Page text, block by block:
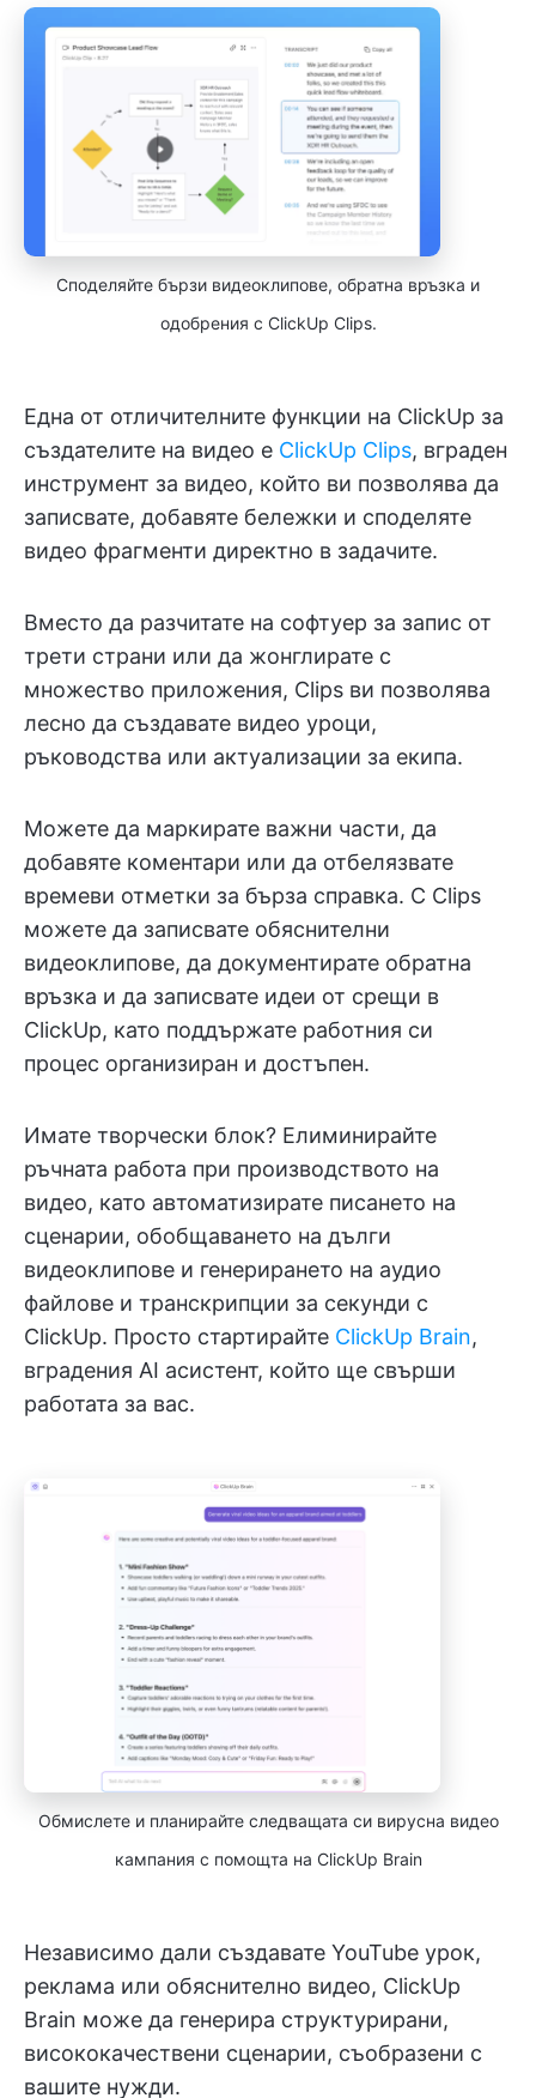
Споделяйте бързи видеоклипове, обратна връзка и
одобрения с ClickUp Clips.
Една от отличителните функции на ClickUp за
създателите на видео е ClickUp Clips, вграден
инструмент за видео, който ви позволява да
записвате, добавяте бележки и споделяте
видео фрагменти директно в задачите.
Вместо да разчитате на софтуер за запис от
трети страни или да жонглирате с
множество приложения, Clips ви позволява
лесно да създавате видео уроци,
ръководства или актуализации за екипа.
Можете да маркирате важни части, да
добавяте коментари или да отбелязвате
времеви отметки за бърза справка. С Clips
можете да записвате обяснителни
видеоклипове, да документирате обратна
връзка и да записвате идеи от срещи в
ClickUp, като поддържате работния си
процес организиран и достъпен.
Имате творчески блок? Елиминирайте
ръчната работа при производството на
видео, като автоматизирате писането на
сценарии, обобщаването на дълги
видеоклипове и генерирането на аудио
файлове и транскрипции за секунди с
ClickUp. Просто стартирайте ClickUp Brain,
вградения AI асистент, който ще свърши
работата за вас.
Обмислете и планирайте следващата си вирусна видео
кампания с помощта на ClickUp Brain
Независимо дали създавате YouTube урок,
реклама или обяснително видео, ClickUp
Brain може да генерира структурирани,
висококачествени сценарии, съобразени с
вашите нужди.